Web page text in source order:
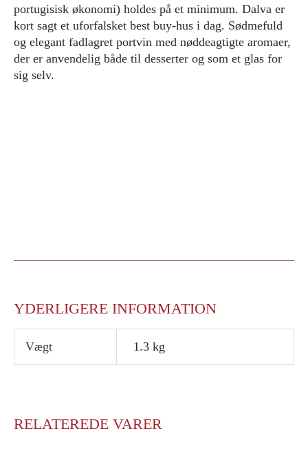
portugisisk økonomi) holdes på et minimum. Dalva er
kort sagt et uforfalsket best buy-hus i dag. Sødmefuld
og elegant fadlagret portvin med nøddeagtigte aromaer,
der er anvendelig både til desserter og som et glas for
sig selv.
YDERLIGERE INFORMATION
Vægt 1.3 kg
RELATEREDE VARER